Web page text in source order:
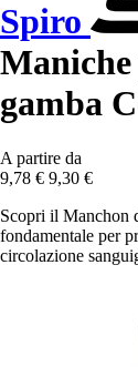
Spiro
Maniche
gamba
A partire da
9,78 € 9,30 €
Scopri il Manchon
fondamentale per
circolazione